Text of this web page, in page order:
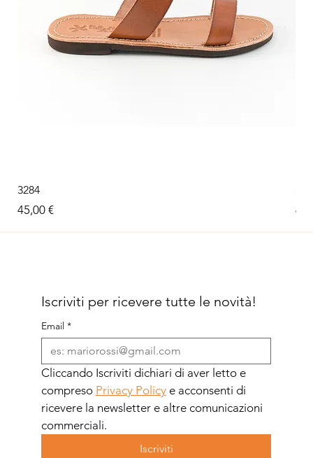
3284
Prezzo
45,00 €
Iscriviti per ricevere tutte le novità!
Email *
Cliccando Iscriviti dichiari di aver letto e
compreso Privacy Policy e acconsenti di
ricevere la newsletter e altre comunicazioni
commerciali.
Iscriviti